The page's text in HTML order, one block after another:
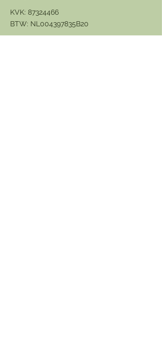
KVK: 87324466
BTW: NL004397835B20